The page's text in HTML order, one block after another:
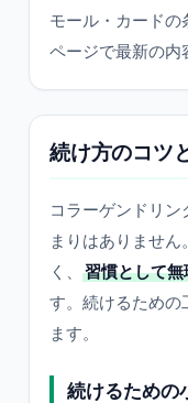
モール・カード
ページで最新の内
続け方のコツ
コラーゲンドリ
まりはありませ
く、
習慣として
す。続けるための
ます。
続けるための